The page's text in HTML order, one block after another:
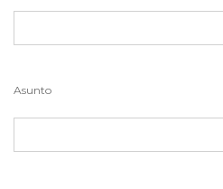
Asunto